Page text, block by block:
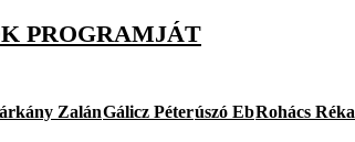
PROGRAMJÁT
ZalánGálicz Péterúszó EbRohács Réka